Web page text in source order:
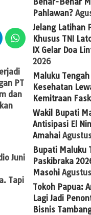
PT
dan
Juni
Tapi
Pahlawan?
Jelang Latihan
Khusus TNI
IX Gelar Doa
2026
Maluku
Kesehatan
Kemitraan
Wakil Bupati
Antisipasi El
Amahai
Bupati Maluku
Paskibraka
Masohi
Tokoh Papua:
Lagi Jadi
Bisnis